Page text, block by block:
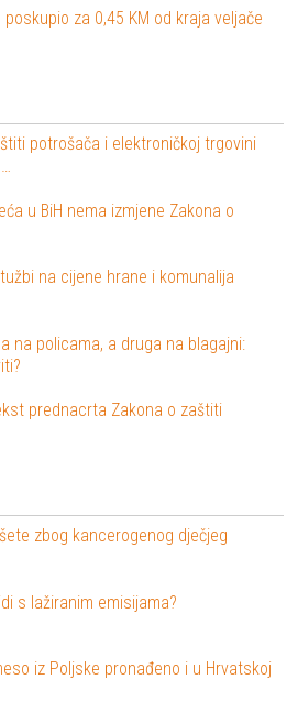
poskupio za 0,45 KM od kraja veljače
potrošača i elektroničkoj trgovini
u BiH nema izmjene Zakona o
na cijene hrane i komunalija
na policama, a druga na blagajni:
prednacrta Zakona o zaštiti
zbog kancerogenog dječjeg
s lažiranim emisijama?
iz Poljske pronađeno i u Hrvatskoj